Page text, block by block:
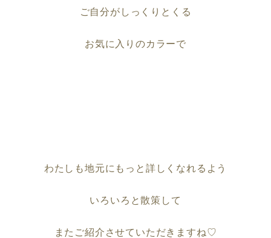
ご自分がしっくりとくる
お気に入りのカラーで
わたしも地元にもっと詳しくなれるよう
いろいろと散策して
またご紹介させていただきますね♡